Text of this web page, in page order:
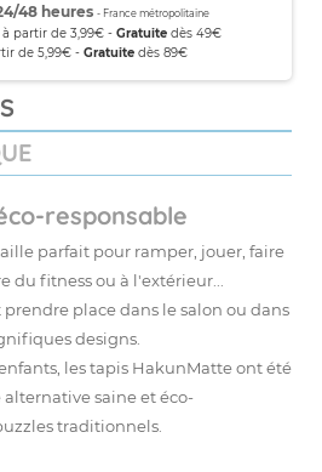
48 heures - France métropolitaine
partir de 3,99€ - Gratuitedès 49€
de 5,99€ - Gratuitedès 89€
responsable
parfait pour ramper, jouer, faire
du fitness ou à l'extérieur...
place dans le salon ou dans
designs.
les tapis HakunMatte ont été
saine et éco-
traditionnels.